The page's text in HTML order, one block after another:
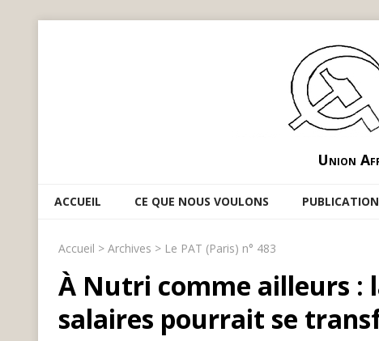
Union
ACCUEIL CE QUE NOUS VOULONS
Accueil > Archives > Le PAT (Paris) n° 483
À Nutri comme ailleurs :
salaires pourrait se